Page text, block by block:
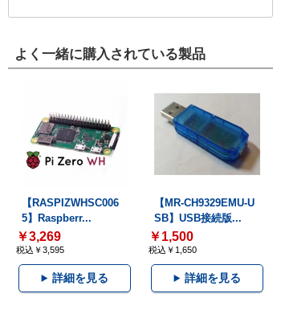
よく一緒に購入されている製品
【RASPIZWHSC006
5】Raspberr...
￥3,269
税込￥3,595
詳細を見る
【MR-CH9329EMU-U
SB】USB接続版...
￥1,500
税込￥1,650
詳細を見る